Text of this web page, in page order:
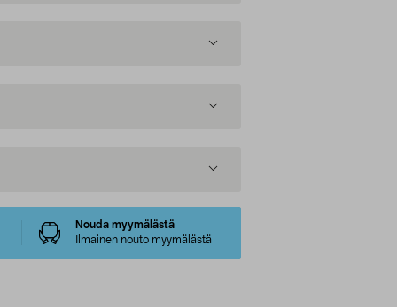
Nouda myymälästä
Ilmainen nouto myymälästä